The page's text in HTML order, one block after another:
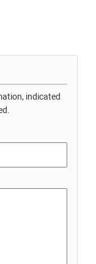
indicated